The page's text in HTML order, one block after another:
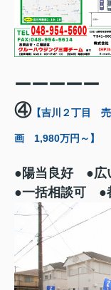
ーーーーー
④【吉川２丁目
画 1,980万円～】
●陽当良好 ●
●一括相談可 ●